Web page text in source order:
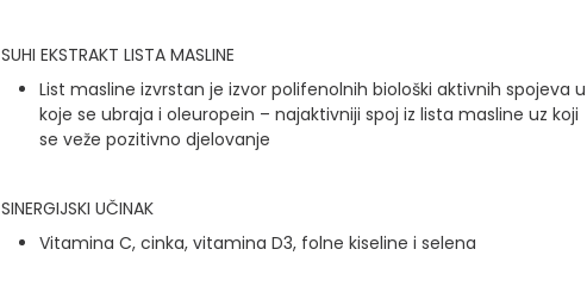
SUHI EKSTRAKT LISTA MASLINE
List masline izvrstan je izvor polifenolnih biološki aktivnih spojeva u
koje se ubraja i oleuropein – najaktivniji spoj iz lista masline uz koji
se veže pozitivno djelovanje
SINERGIJSKI UČINAK
Vitamina C, cinka, vitamina D3, folne kiseline i selena